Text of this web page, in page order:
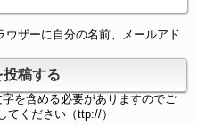
ザーに自分の名前、メールアド
を含める必要がありますのでご
てください（ttp://）